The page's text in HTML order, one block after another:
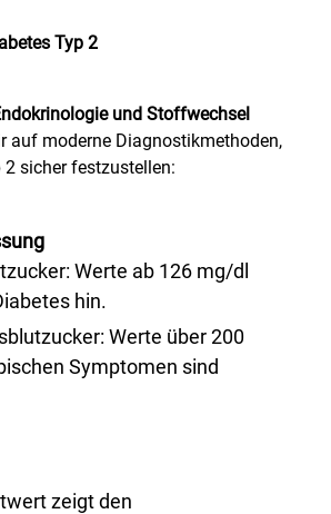
Typ 2
und Stoffwechsel
auf moderne Diagnostikmethoden,
2 sicher festzustellen:
Werte ab 126 mg/dl
hin.
Werte über 200
Symptomen sind
zeigt den